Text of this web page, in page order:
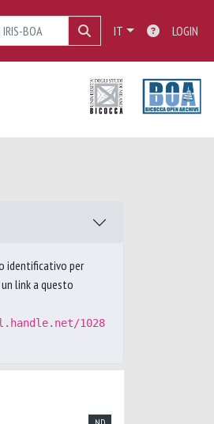
IT LOGIN
identificativo per
link a questo
1028